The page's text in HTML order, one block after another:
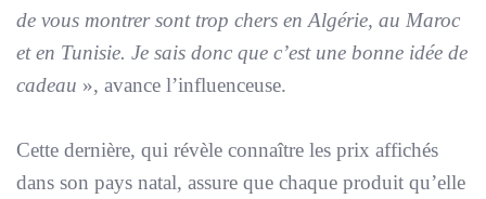
de vous montrer sont trop chers en Algérie, au Maroc
et en Tunisie. Je sais donc que c’est une bonne idée de
cadeau », avance l’influenceuse.
Cette dernière, qui révèle connaître les prix affichés
dans son pays natal, assure que chaque produit qu’elle